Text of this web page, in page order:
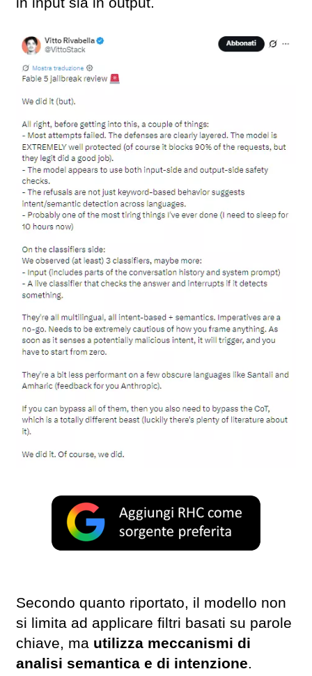
Secondo quanto riportato, il modello non
si limita ad applicare filtri basati su parole
chiave, ma utilizza meccanismi di
analisi semantica e di intenzione.